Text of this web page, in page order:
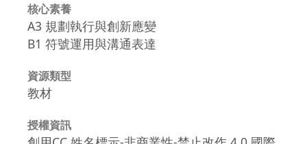
核心素養
A3 規劃執行與創新應變
B1 符號運用與溝通表達
資源類型
教材
授權資訊